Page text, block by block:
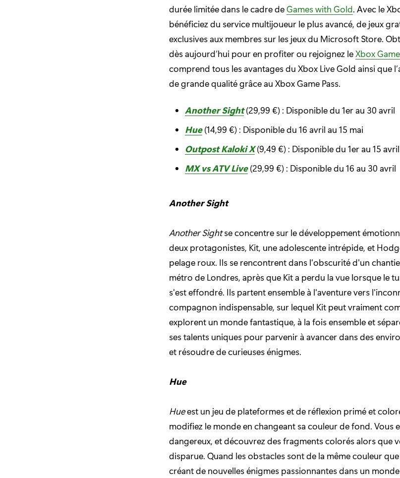
durée limitée dans le cadre deGames with Gold. Avec le
bénéficiez du service multijoueur le plus avancé, de jeux
exclusives aux membres sur les jeux du Microsoft Store.
dès aujourd’hui pour en profiter ou rejoignez leXbox
comprend tous les avantages du Xbox Live Gold ainsi que
de grande qualité grâce au Xbox Game Pass.
Another Sight(29,99 €) : Disponible du 1er au 30 avril
Hue(14,99 €) : Disponible du 16 avril au 15 mai
Outpost Kaloki X(9,49 €) : Disponible du 1er au 15 avril
MX vs ATV Live(29,99 €) : Disponible du 16 au 30 avril
Another Sight
Another Sightse concentre sur le développement
deux protagonistes, Kit, une adolescente intrépide, et
pelage roux. Ils se rencontrent dans l'obscurité d'un
métro de Londres, après que Kit a perdu la vue lorsque le
s'est effondré. Ils partent ensemble à l'aventure vers
compagnon indispensable, sur lequel Kit peut vraiment
explorent un monde fantastique, à la fois ensemble et
ses talents uniques pour parvenir à avancer dans des
et résoudre de curieuses énigmes.
Hue
Hueest un jeu de plateformes et de réflexion primé et
modifiez le monde en changeant sa couleur de fond. Vous
dangereux, et découvrez des fragments colorés alors que
disparue. Quand les obstacles sont de la même couleur
créant de nouvelles énigmes passionnantes dans un